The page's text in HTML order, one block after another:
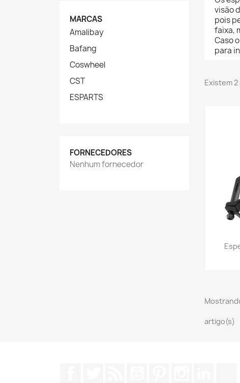
MARCAS
Amalibay
Bafang
Coswheel
CST
ESPARTS
FORNECEDORES
Nenhum fornecedor
visão
pois
faixa,
Caso
para
Existem
artigo(s)